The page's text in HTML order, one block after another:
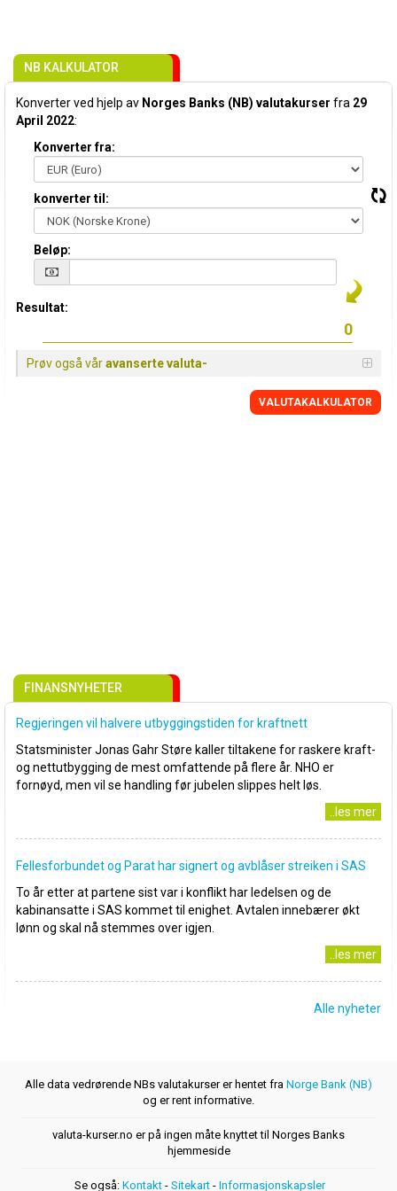
NB KALKULATOR
Konverter ved hjelp av Norges Banks (NB) valutakurser fra 29
April 2022:
Konverter fra:
konverter til:
Beløp:
Resultat:
Prøv også våravanserte valuta-
VALUTAKALKULATOR
FINANSNYHETER
Regjeringen vil halvere utbyggingstiden for kraftnett
Statsminister Jonas Gahr Støre kaller tiltakene for raskere kraft-
og nettutbygging de mest omfattende på flere år. NHO er
fornøyd, men vil se handling før jubelen slippes helt løs.
..les mer
Fellesforbundet og Parat har signert og avblåser streiken i SAS
To år etter at partene sist var i konflikt har ledelsen og de
kabinansatte i SAS kommet til enighet. Avtalen innebærer økt
lønn og skal nå stemmes over igjen.
..les mer
Alle nyheter
Alle data vedrørende NBs valutakurser er hentet fra Norge Bank (NB)
og er rent informative.
valuta-kurser.no er på ingen måte knyttet til Norges Banks
hjemmeside
Se også: Kontakt - Sitekart - Informasjonskapsler